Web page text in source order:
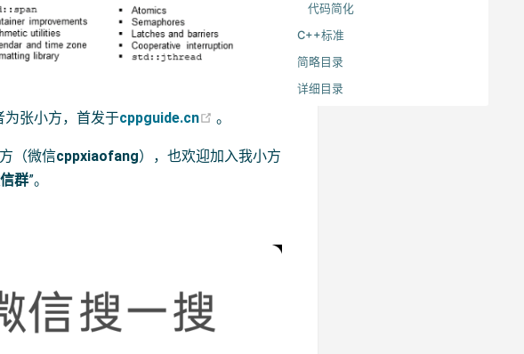
代码简化
C++标准
简略目录
详细目录
张小方，首发于cppguide.cn (opens new window)
。
（微信cppxiaofang），也欢迎加入我小方
群”。